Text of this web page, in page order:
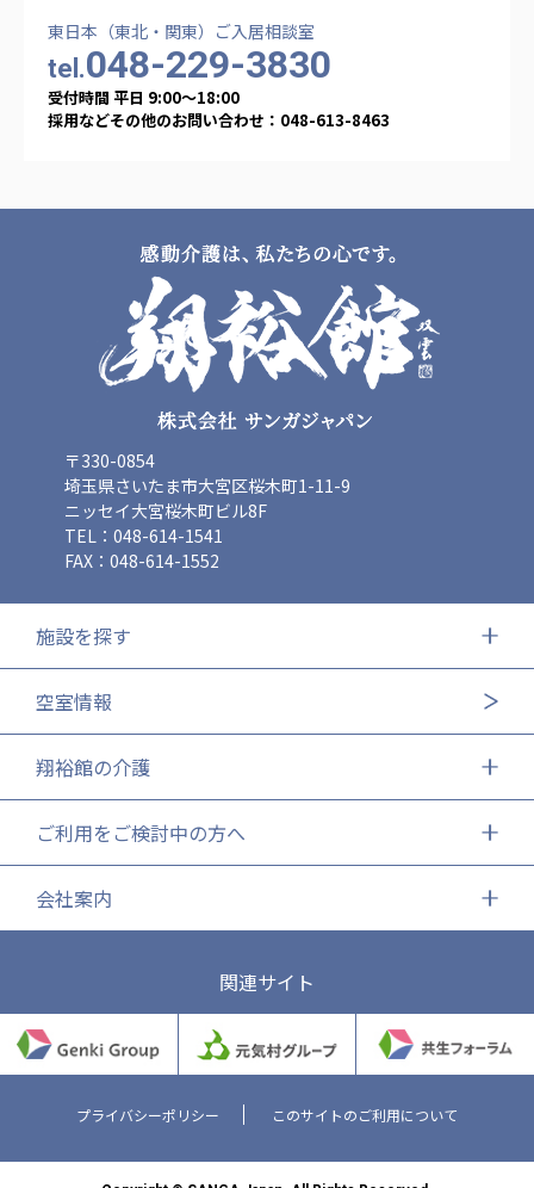
東日本（東北・関東）ご入居相談室
tel.048-229-3830
受付時間 平日 9:00〜18:00
採用などその他のお問い合わせ：048-613-8463
〒330-0854
埼玉県さいたま市大宮区桜木町1-11-9
ニッセイ大宮桜木町ビル8F
TEL：048-614-1541
FAX：048-614-1552
施設を探す
空室情報
翔裕館の介護
ご利用をご検討中の方へ
会社案内
関連サイト
プライバシーポリシー このサイトのご利用について